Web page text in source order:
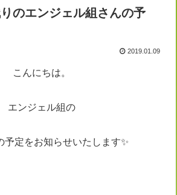
のエンジェル組さんの予
2019.01.09
こんにちは。
エンジェル組の
予定をお知らせいたします✨